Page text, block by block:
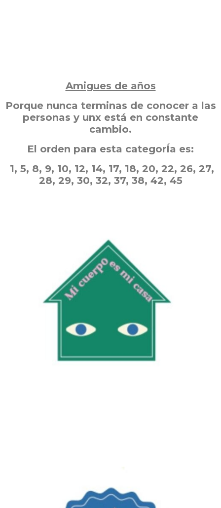
Amigues de años
Porque nunca terminas de conocer a las
personas y unx está en constante
cambio.
El orden para esta categorÍa es:
1, 5, 8, 9, 10, 12, 14, 17, 18, 20, 22, 26, 27,
28, 29, 30, 32, 37, 38, 42, 45